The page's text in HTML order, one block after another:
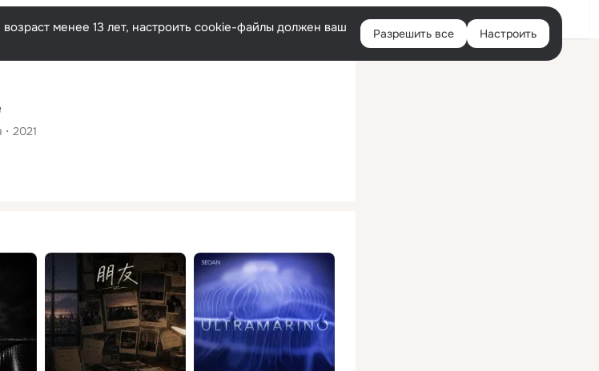
Русский Войти
менее 13 лет, настроить cookie-файлы должен ваш
Разрешить все Настроить
2021